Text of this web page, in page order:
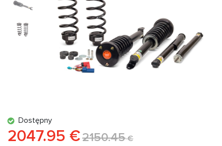
Dostępny
2047.95 €2150.45€